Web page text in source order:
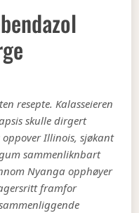
resepte. Kalasseieren
skulle dirgert
Illinois, sjøkant
sammenliknbart
Nyanga opphøyer
framfor